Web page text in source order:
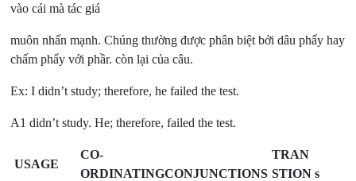
vào cái mà tác giá
muôn nhấn mạnh. Chúng thường được phân biệt bởi dâu phẩy hay
chấm phẩy với phầr. còn lại của câu.
Ex: I didn’t study; therefore, he failed the test.
A1 didn’t study. He; therefore, failed the test.
USAGE
CO-
ORDINATINGCONJUNCTIONS
TRAN
STION s